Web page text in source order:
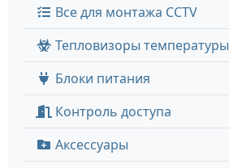
Все для монтажа CCTV
Тепловизоры температуры
Блоки питания
Контроль доступа
Аксессуары